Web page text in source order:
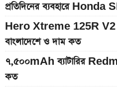
প্রতিদিনের ব্যবহারে
Hero Xtreme 125R V2
বাংলাদেশে ও দাম কত
৭,৫০০mAh ব্যাটারির
কত